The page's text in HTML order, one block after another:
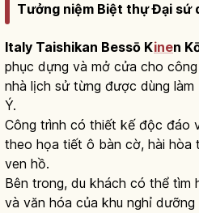
Tưởng niệm Biệt thự Đại sứ
Italy Taishikan Bessō Kinen
phục dựng và mở cửa cho
nhà lịch sử từng được dùng
Ý.
Công trình có thiết kế độc đáo
theo họa tiết ô bàn cờ, hài hòa
ven hồ.
Bên trong, du khách có thể tìm
và văn hóa của khu nghỉ